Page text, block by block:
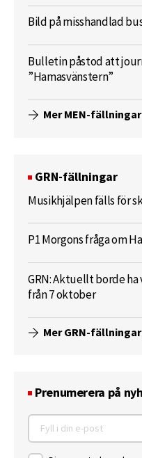
Bild på misshandlad
Bulletin påstod att
”Hamasvänstern”
Mer MEN-fällningar
GRN-fällningar
Musikhjälpen fälls för
P1 Morgons fråga om
GRN: Aktuellt borde
från 7 oktober
Mer GRN-fällningar
Prenumerera på